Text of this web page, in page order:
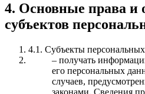
4. Основные права и
субъектов
4.1. Субъекты
– получать
его персональных
случаев,